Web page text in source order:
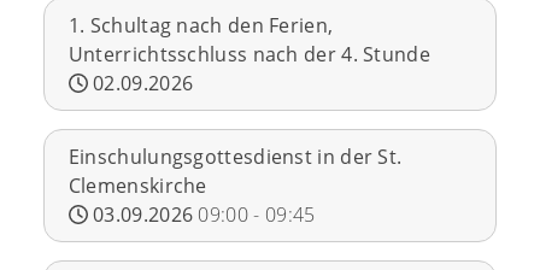
1. Schultag nach den Ferien,
Unterrichtsschluss nach der 4. Stunde
02.09.2026
Einschulungsgottesdienst in der St.
Clemenskirche
03.09.2026 09:00- 09:45